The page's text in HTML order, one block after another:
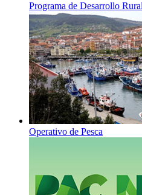
Programa de Desarrollo
Operativo de Pesca